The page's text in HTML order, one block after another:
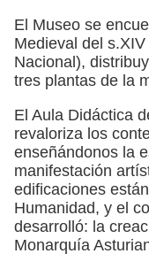
El Museo se
Medieval del
Nacional),
tres plantas de la
El Aula Didáctica
revaloriza los
enseñándonos la
manifestación
edificaciones
Humanidad, y el
desarrolló: la
Monarquía